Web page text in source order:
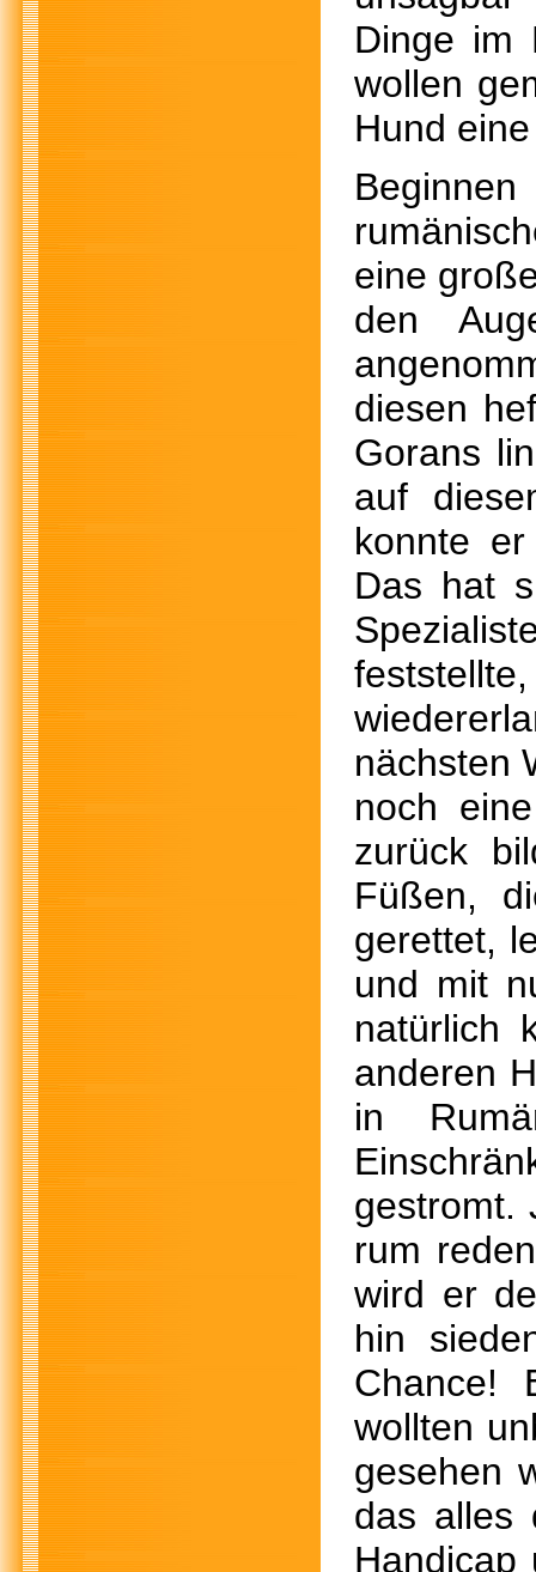
Dinge im
wollen
Hund
eine
den
diesen
Gorans
auf
konnte
Das hat
nächsten
noch
zurück
Füßen,
gerettet,
und mit
natürlich
anderen
in
gestromt.
rum
wird er
hin
Chance!
wollten
gesehen
das alles
Handicap